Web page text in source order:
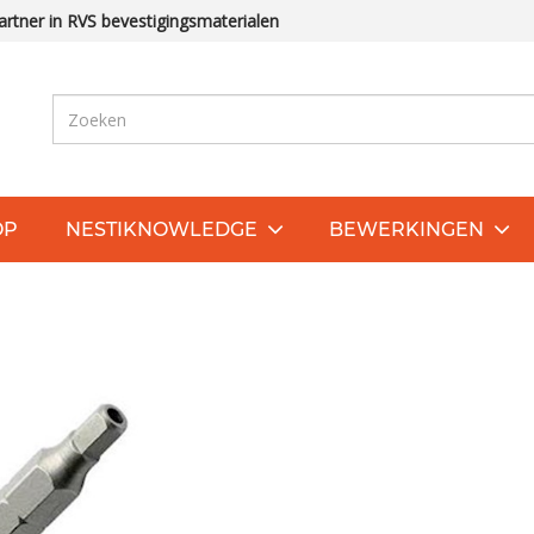
in RVS bevestigingsmaterialen
NESTIKNOWLEDGE BEWERKINGEN